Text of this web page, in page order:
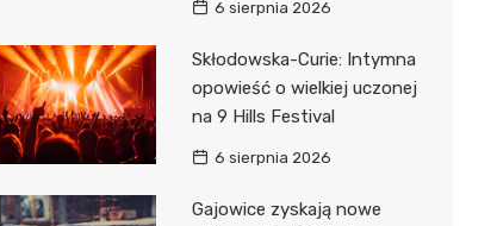
6 sierpnia 2026
Skłodowska-Curie: Intymna
opowieść o wielkiej uczonej
na 9 Hills Festival
6 sierpnia 2026
Gajowice zyskają nowe